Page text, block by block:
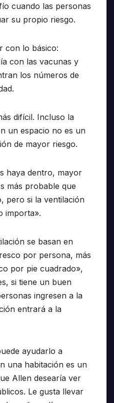
cuando las personas
su propio riesgo.
con lo básico:
con las vacunas y
los números de
difícil. Incluso la
un espacio no es un
de mayor riesgo.
haya dentro, mayor
más probable que
pero si la ventilación
importa».
se basan en
por persona, más
por pie cuadrado»,
si tiene un buen
ingresen a la
entrará a la
ayudarlo a
una habitación es un
Allen desearía ver
Le gusta llevar